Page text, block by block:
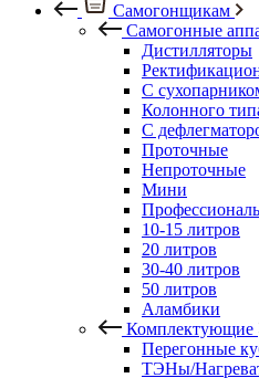
Самогонщикам
Самогонные
Дистилляторы
С
Колонного
С
Проточные
Непроточные
Мини
10-15 литров
20 литров
30-40 литров
50 литров
Аламбики
Комплектующие
Перегонные
ТЭНы/